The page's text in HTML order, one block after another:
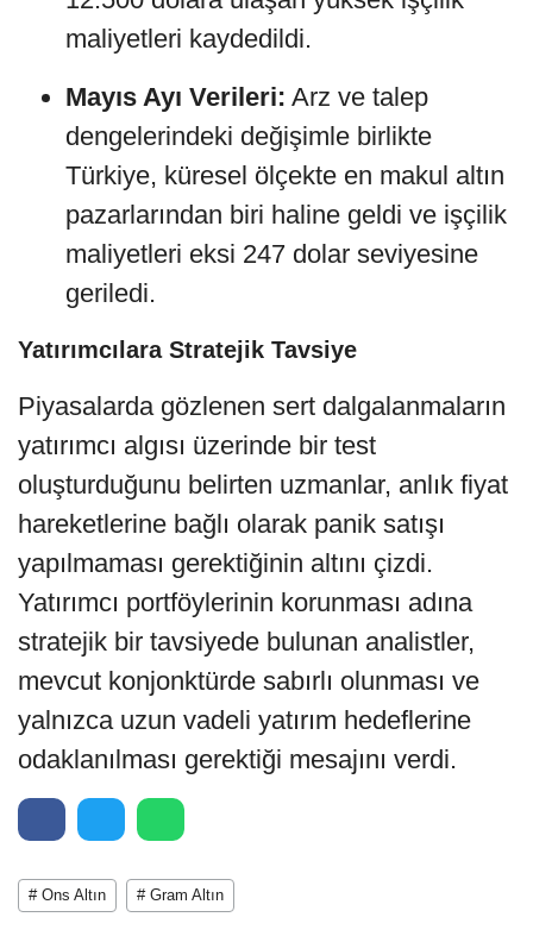
maliyetleri kaydedildi.
Mayıs Ayı Verileri: Arz ve talep
dengelerindeki değişimle birlikte
Türkiye, küresel ölçekte en makul altın
pazarlarından biri haline geldi ve işçilik
maliyetleri eksi 247 dolar seviyesine
geriledi.
Yatırımcılara Stratejik Tavsiye
Piyasalarda gözlenen sert dalgalanmaların
yatırımcı algısı üzerinde bir test
oluşturduğunu belirten uzmanlar, anlık fiyat
hareketlerine bağlı olarak panik satışı
yapılmaması gerektiğinin altını çizdi.
Yatırımcı portföylerinin korunması adına
stratejik bir tavsiyede bulunan analistler,
mevcut konjonktürde sabırlı olunması ve
yalnızca uzun vadeli yatırım hedeflerine
odaklanılması gerektiği mesajını verdi.
# Ons Altın # Gram Altın